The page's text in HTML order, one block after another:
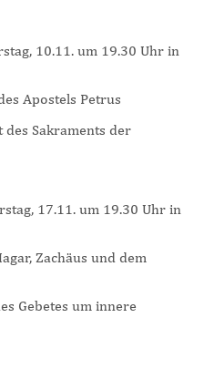
10.11. um 19.30 Uhr in
Apostels Petrus
des Sakraments der
17.11. um 19.30 Uhr in
Zachäus und dem
Gebetes um innere